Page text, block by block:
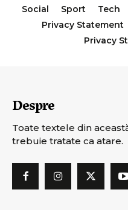
Social
Sport Tech
Privacy Statement
Privacy
Despre
Toate textele din
trebuie tratate ca atare.